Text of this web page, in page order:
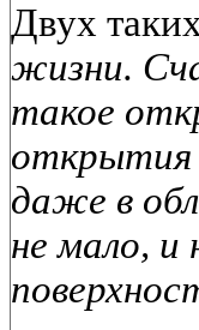
Двух
жизни.
такое
открытия
даже в
не мало, и